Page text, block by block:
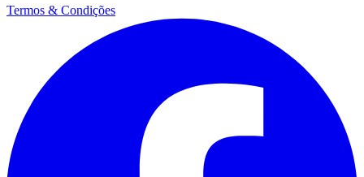
Termos & Condições